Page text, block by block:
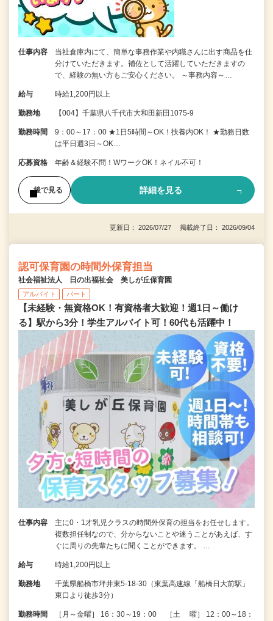
仕事内容
当社倉庫内にて、簡単な事務作業や内職さんに出す商品を仕
分けていただきます。補佐として活躍していただきますの
で、経験の無い方もご安心ください。 ～事務内容～…
給与 時給1,200円以上
勤務地 【004】千葉県八千代市大和田新田1075-9
勤務時間
9：00～17：00 ★1日5時間～OK！扶養内OK！ ★勤務日数
は平日週3日～OK…
応募資格 年齢＆経験不問！WワークOK！ネイル不可！
後で見る 詳細を見る
更新日： 2026/07/27 掲載終了日： 2026/09/04
認可保育園の時間外保育担当
社会福祉法人 日の出福祉会 美しが丘保育園
アルバイト パート
【未経験・無資格OK！有資格者大歓迎！週1日～働け
る】駅から3分！学生アルバイト可！60代も活躍中！
仕事内容
主に0・1才乳児クラスの時間外保育の担当をお任せします。
複数担任制なので、分からないことや迷うことがあえば、す
ぐに周りの先輩たちに聞くことができます。 …
給与 時給1,200円以上
勤務地
千葉県船橋市坪井東5-18-30（東葉高速線「船橋日大前駅」
東口より徒歩3分）
勤務時間 ［月～金曜］ 16：30～19：00 ［土 曜］ 12：00～18：